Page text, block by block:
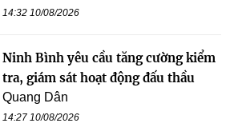
14:32 10/08/2026
Ninh Bình yêu cầu tăng cường kiểm
tra, giám sát hoạt động đấu thầu
Quang Dân
14:27 10/08/2026